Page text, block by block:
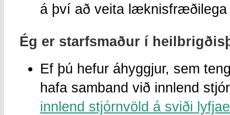
á því að veita læknisfræðilega
Ég er starfsmaður í
Ef þú hefur áhyggjur, sem
hafa samband við innlend
innlend stjórnvöld á sviði